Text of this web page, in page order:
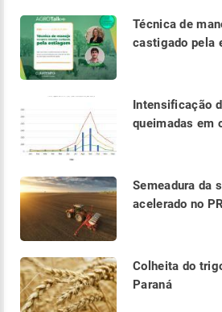
Técnica de
castigado pela
Intensificação
queimadas em
Semeadura da
acelerado no PR
Colheita do
Paraná